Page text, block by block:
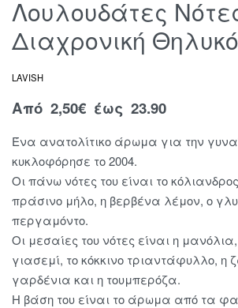
Λουλουδάτες
Διαχρονική
LAVISH
Από 2,50€ έως 23.90
Ένα ανατολίτικο άρωμα για την
κυκλοφόρησε το 2004.
Οι πάνω νότες του είναι το
πράσινο μήλο, η βερβένα λέμον, ο
περγαμόντο.
Οι μεσαίες του νότες είναι η
γιασεμί, το κόκκινο τριαντάφυλλο, η
γαρδένια και η τουμπερόζα.
Η βάση του είναι το άρωμα από τα